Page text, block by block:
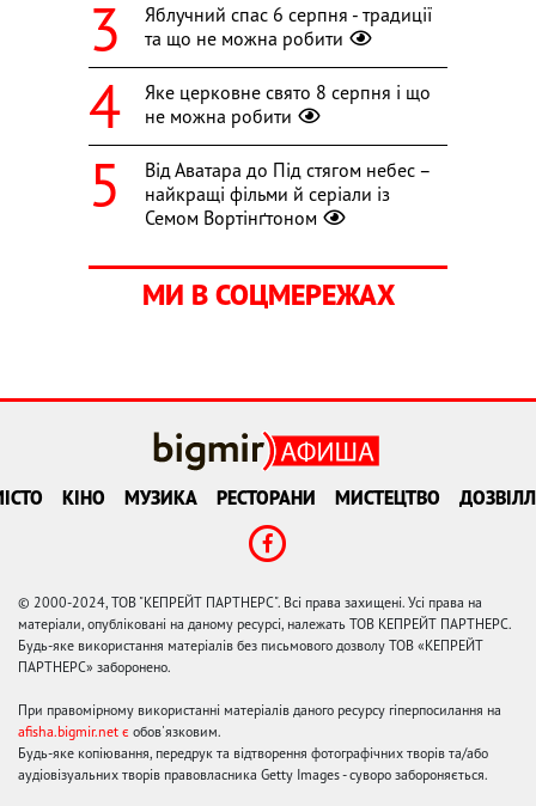
Яблучний спас 6 серпня - традиції
та що не можна робити
Яке церковне свято 8 серпня і що
не можна робити
Від Аватара до Під стягом небес –
найкращі фільми й серіали із
Семом Вортінґтоном
МИ В СОЦМЕРЕЖАХ
КІНО МУЗИКА РЕСТОРАНИ МИСТЕЦТВО
© 2000-2024, ТОВ "КЕПРЕЙТ ПАРТНЕРС". Всі права захищені. Усі права на
матеріали, опубліковані на даному ресурсі, належать ТОВ КЕПРЕЙТ ПАРТНЕРС.
Будь-яке використання матеріалів без письмового дозволу ТОВ «КЕПРЕЙТ
ПАРТНЕРС» заборонено.
При правомірному використанні матеріалів даного ресурсу гіперпосилання на
afisha.bigmir.net є обов'язковим.
Будь-яке копіювання, передрук та відтворення фотографічних творів та/або
аудіовізуальних творів правовласника Getty Images - суворо забороняється.